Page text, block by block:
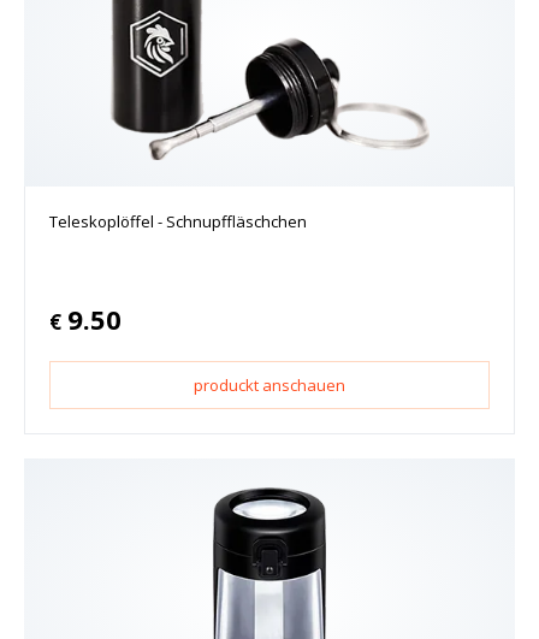
Teleskoplöffel - Schnupffläschchen
€ 9.50
produckt anschauen